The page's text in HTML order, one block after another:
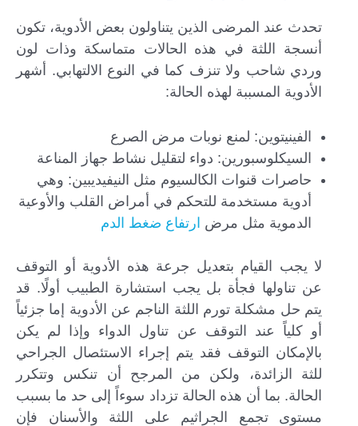
تحدث عند المرضى الذين يتناولون بعض الأدوية، تكون
أنسجة اللثة في هذه الحالات متماسكة وذات لون
وردي شاحب ولا تنزف كما في النوع الالتهابي. أشهر
الأدوية المسببة لهذه الحالة:
الفينيتوين: لمنع نوبات مرض الصرع
السيكلوسبورين: دواء لتقليل نشاط جهاز المناعة
حاصرات قنوات الكالسيوم مثل النيفيديبين: وهي
أدوية مستخدمة للتحكم في أمراض القلب والأوعية
الدموية مثل مرض ارتفاع ضغط الدم
لا يجب القيام بتعديل جرعة هذه الأدوية أو التوقف
عن تناولها فجأة بل يجب استشارة الطبيب أولًا. قد
يتم حل مشكلة تورم اللثة الناجم عن الأدوية إما جزئياً
أو كلياً عند التوقف عن تناول الدواء وإذا لم يكن
بالإمكان التوقف فقد يتم إجراء الاستئصال الجراحي
للثة الزائدة، ولكن من المرجح أن تنكس وتتكرر
الحالة. بما أن هذه الحالة تزداد سوءاً إلى حد ما بسبب
مستوى تجمع الجراثيم على اللثة والأسنان فإن